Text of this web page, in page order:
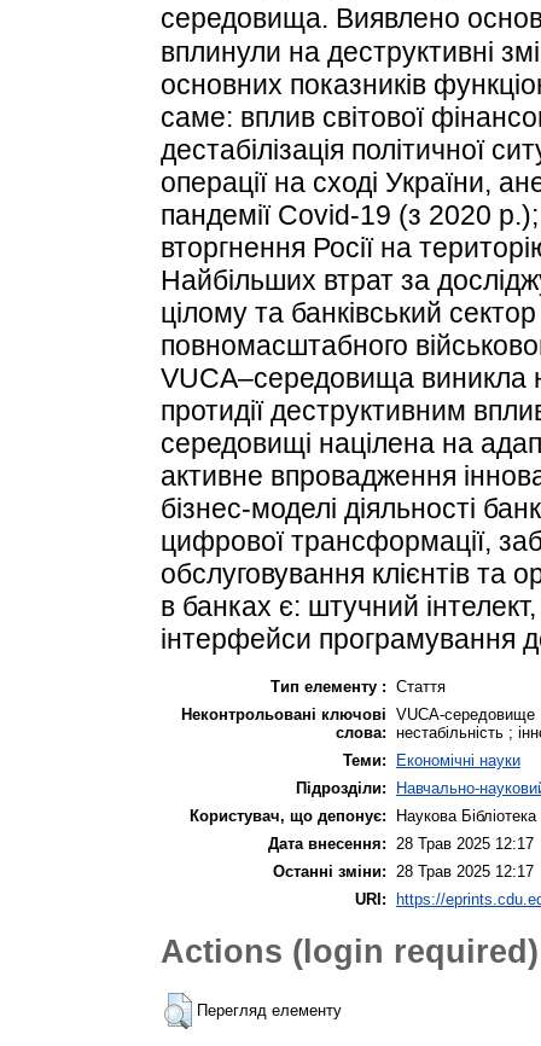
середовища. Виявлено
вплинули на деструктивні
основних показників
саме: вплив світової
дестабілізація політичної
операції на сході України,
пандемії Covid-19 (з 2020
вторгнення Росії на
Найбільших втрат за
цілому та банківський
повномасштабного
VUCA–середовища виникла
протидії деструктивним
середовищі націлена на
активне впровадження
бізнес-моделі діяльності
цифрової трансформації,
обслуговування клієнтів та
в банках є: штучний
інтерфейси програмування
Тип елементу : Стаття
Неконтрольовані ключові
слова:
VUCA-середовище ;
нестабільність ;
Теми:
Економічні науки
Підрозділи:
Навчально-
Користувач, що депонує:
Наукова Бібліотека
Дата внесення:
28 Трав 2025 12:17
Останні зміни:
28 Трав 2025 12:17
URI: https://
Actions (login required)
Перегляд елементу